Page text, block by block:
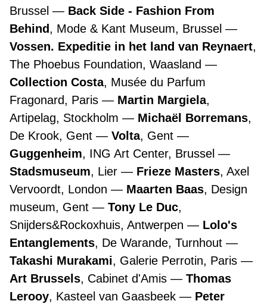
Brussel
Back Side - Fashion From
Behind, Mode & Kant Museum, Brussel
Vossen. Expeditie in het land van Reynaert,
The Phoebus Foundation, Waasland
Collection Costa, Musée du Parfum
Fragonard, Paris
Martin Margiela,
Artipelag, Stockholm
Michaël Borremans,
De Krook, Gent
Volta, Gent
Guggenheim, ING Art Center, Brussel
Stadsmuseum, Lier Frieze Masters, Axel
Vervoordt, London
Maarten Baas, Design
museum, Gent
Tony Le Duc,
Snijders&Rockoxhuis, Antwerpen
Lolo's
Entanglements, De Warande, Turnhout
Takashi Murakami, Galerie Perrotin, Paris
Art Brussels, Cabinet d'Amis
Thomas
Lerooy, Kasteel van Gaasbeek
Peter